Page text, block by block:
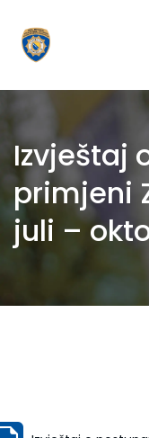
Izvještaj
primjeni
juli –